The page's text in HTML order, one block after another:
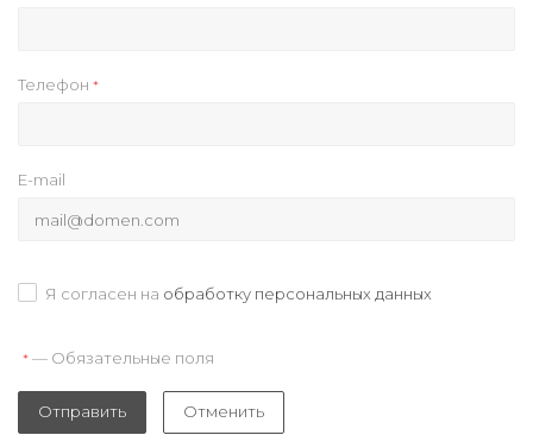
Телефон *
E-mail
Я согласен на обработку персональных данных
* — Обязательные поля
Отправить Отменить